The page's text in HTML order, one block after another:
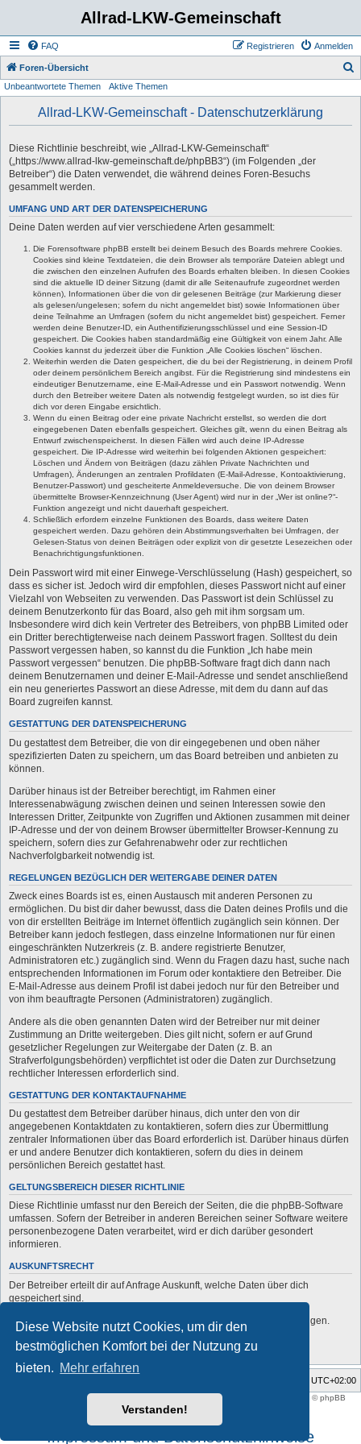
Diese Website nutzt Cookies, um dir den
bestmöglichen Komfort bei der Nutzung zu
bieten. Mehr erfahren
Verstanden!
Allrad-LKW-Gemeinschaft
FAQ Anmelden
Registrieren
Foren-Übersicht
Unbeantwortete Themen Aktive Themen
Allrad-LKW-Gemeinschaft - Datenschutzerklärung
Diese Richtlinie beschreibt, wie „Allrad-LKW-Gemeinschaft“
(„https://www.allrad-lkw-gemeinschaft.de/phpBB3“) (im Folgenden „der
Betreiber“) die Daten verwendet, die während deines Foren-Besuchs
gesammelt werden.
UMFANG UND ART DER DATENSPEICHERUNG
Deine Daten werden auf vier verschiedene Arten gesammelt:
Die Forensoftware phpBB erstellt bei deinem Besuch des Boards mehrere Cookies.
Cookies sind kleine Textdateien, die dein Browser als temporäre Dateien ablegt und
die zwischen den einzelnen Aufrufen des Boards erhalten bleiben. In diesen Cookies
sind die aktuelle ID deiner Sitzung (damit dir alle Seitenaufrufe zugeordnet werden
können), Informationen über die von dir gelesenen Beiträge (zur Markierung dieser
als gelesen/ungelesen; sofern du nicht angemeldet bist) sowie Informationen über
deine Teilnahme an Umfragen (sofern du nicht angemeldet bist) gespeichert. Ferner
werden deine Benutzer-ID, ein Authentifizierungsschlüssel und eine Session-ID
gespeichert. Die Cookies haben standardmäßig eine Gültigkeit von einem Jahr. Alle
Cookies kannst du jederzeit über die Funktion „Alle Cookies löschen“ löschen.
Weiterhin werden die Daten gespeichert, die du bei der Registrierung, in deinem Profil
oder deinem persönlichem Bereich angibst. Für die Registrierung sind mindestens ein
eindeutiger Benutzername, eine E-Mail-Adresse und ein Passwort notwendig. Wenn
durch den Betreiber weitere Daten als notwendig festgelegt wurden, so ist dies für
dich vor deren Eingabe ersichtlich.
Wenn du einen Beitrag oder eine private Nachricht erstellst, so werden die dort
eingegebenen Daten ebenfalls gespeichert. Gleiches gilt, wenn du einen Beitrag als
Entwurf zwischenspeicherst. In diesen Fällen wird auch deine IP-Adresse
gespeichert. Die IP-Adresse wird weiterhin bei folgenden Aktionen gespeichert:
Löschen und Ändern von Beiträgen (dazu zählen Private Nachrichten und
Umfragen), Änderungen an zentralen Profildaten (E-Mail-Adresse, Kontoaktivierung,
Benutzer-Passwort) und gescheiterte Anmeldeversuche. Die von deinem Browser
übermittelte Browser-Kennzeichnung (User Agent) wird nur in der „Wer ist online?“-
Funktion angezeigt und nicht dauerhaft gespeichert.
Schließlich erfordern einzelne Funktionen des Boards, dass weitere Daten
gespeichert werden. Dazu gehören dein Abstimmungsverhalten bei Umfragen, der
Gelesen-Status von deinen Beiträgen oder explizit von dir gesetzte Lesezeichen oder
Benachrichtigungsfunktionen.
Dein Passwort wird mit einer Einwege-Verschlüsselung (Hash) gespeichert, so
dass es sicher ist. Jedoch wird dir empfohlen, dieses Passwort nicht auf einer
Vielzahl von Webseiten zu verwenden. Das Passwort ist dein Schlüssel zu
deinem Benutzerkonto für das Board, also geh mit ihm sorgsam um.
Insbesondere wird dich kein Vertreter des Betreibers, von phpBB Limited oder
ein Dritter berechtigterweise nach deinem Passwort fragen. Solltest du dein
Passwort vergessen haben, so kannst du die Funktion „Ich habe mein
Passwort vergessen“ benutzen. Die phpBB-Software fragt dich dann nach
deinem Benutzernamen und deiner E-Mail-Adresse und sendet anschließend
ein neu generiertes Passwort an diese Adresse, mit dem du dann auf das
Board zugreifen kannst.
GESTATTUNG DER DATENSPEICHERUNG
Du gestattest dem Betreiber, die von dir eingegebenen und oben näher
spezifizierten Daten zu speichern, um das Board betreiben und anbieten zu
können.
Darüber hinaus ist der Betreiber berechtigt, im Rahmen einer
Interessenabwägung zwischen deinen und seinen Interessen sowie den
Interessen Dritter, Zeitpunkte von Zugriffen und Aktionen zusammen mit deiner
IP-Adresse und der von deinem Browser übermittelter Browser-Kennung zu
speichern, sofern dies zur Gefahrenabwehr oder zur rechtlichen
Nachverfolgbarkeit notwendig ist.
REGELUNGEN BEZÜGLICH DER WEITERGABE DEINER DATEN
Zweck eines Boards ist es, einen Austausch mit anderen Personen zu
ermöglichen. Du bist dir daher bewusst, dass die Daten deines Profils und die
von dir erstellten Beiträge im Internet öffentlich zugänglich sein können. Der
Betreiber kann jedoch festlegen, dass einzelne Informationen nur für einen
eingeschränkten Nutzerkreis (z. B. andere registrierte Benutzer,
Administratoren etc.) zugänglich sind. Wenn du Fragen dazu hast, suche nach
entsprechenden Informationen im Forum oder kontaktiere den Betreiber. Die
E-Mail-Adresse aus deinem Profil ist dabei jedoch nur für den Betreiber und
von ihm beauftragte Personen (Administratoren) zugänglich.
Andere als die oben genannten Daten wird der Betreiber nur mit deiner
Zustimmung an Dritte weitergeben. Dies gilt nicht, sofern er auf Grund
gesetzlicher Regelungen zur Weitergabe der Daten (z. B. an
Strafverfolgungsbehörden) verpflichtet ist oder die Daten zur Durchsetzung
rechtlicher Interessen erforderlich sind.
GESTATTUNG DER KONTAKTAUFNAHME
Du gestattest dem Betreiber darüber hinaus, dich unter den von dir
angegebenen Kontaktdaten zu kontaktieren, sofern dies zur Übermittlung
zentraler Informationen über das Board erforderlich ist. Darüber hinaus dürfen
er und andere Benutzer dich kontaktieren, sofern du dies in deinem
persönlichen Bereich gestattet hast.
GELTUNGSBEREICH DIESER RICHTLINIE
Diese Richtlinie umfasst nur den Bereich der Seiten, die die phpBB-Software
umfassen. Sofern der Betreiber in anderen Bereichen seiner Software weitere
personenbezogene Daten verarbeitet, wird er dich darüber gesondert
informieren.
AUSKUNFTSRECHT
Der Betreiber erteilt dir auf Anfrage Auskunft, welche Daten über dich
gespeichert sind.
Du kannst jederzeit die Löschung bzw. Sperrung deiner Daten verlangen.
Kontaktiere hierzu bitte den Betreiber.
UTC+02:00
support forum tricolor phpBB
® Forum Software © phpBB
Limited
Deutsche Übersetzung durch
Impressum und Datenschutzhinweise